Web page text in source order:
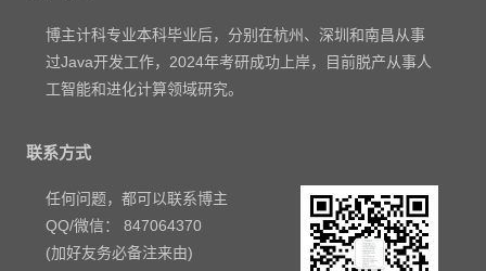
博主计科专业本科毕业后，分别在杭州、深圳和南昌从事
过Java开发工作，2024年考研成功上岸，目前脱产从事人
工智能和进化计算领域研究。
联系方式
任何问题，都可以联系博主
QQ/微信： 847064370
(加好友务必备注来由)